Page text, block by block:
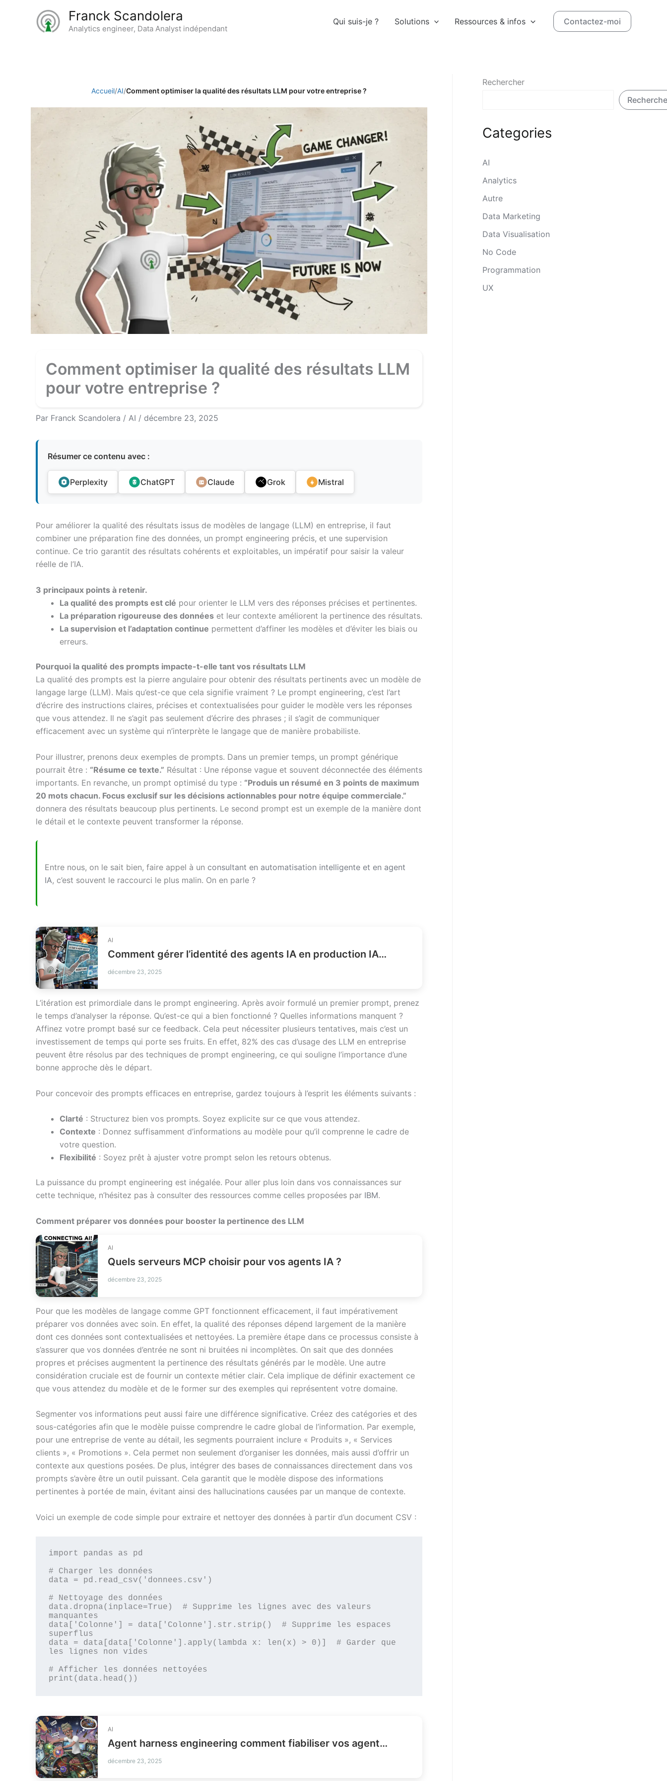
Franck Scandolera
Analytics engineer, Data Analyst indépendant
Qui suis-je ? Solutions Ressources & infos Contactez-moi
Accueil/AI/Comment optimiser la qualité des résultats LLM pour votre entreprise ?
Comment optimiser la qualité des résultats LLM
pour votre entreprise ?
Par Franck Scandolera / AI / décembre 23, 2025
Résumer ce contenu avec :
Perplexity ChatGPT Claude Grok Mistral
Pour améliorer la qualité des résultats issus de modèles de langage (LLM) en entreprise, il faut
combiner une préparation fine des données, un prompt engineering précis, et une supervision
continue. Ce trio garantit des résultats cohérents et exploitables, un impératif pour saisir la valeur
réelle de l’IA.
3 principaux points à retenir.
La qualité des prompts est clé pour orienter le LLM vers des réponses précises et pertinentes.
La préparation rigoureuse des données et leur contexte améliorent la pertinence des résultats.
La supervision et l’adaptation continue permettent d’affiner les modèles et d’éviter les biais ou
erreurs.
Pourquoi la qualité des prompts impacte-t-elle tant vos résultats LLM
La qualité des prompts est la pierre angulaire pour obtenir des résultats pertinents avec un modèle de
langage large (LLM). Mais qu’est-ce que cela signifie vraiment ? Le prompt engineering, c’est l’art
d’écrire des instructions claires, précises et contextualisées pour guider le modèle vers les réponses
que vous attendez. Il ne s’agit pas seulement d’écrire des phrases ; il s’agit de communiquer
efficacement avec un système qui n’interprète le langage que de manière probabiliste.
Pour illustrer, prenons deux exemples de prompts. Dans un premier temps, un prompt générique
pourrait être : “Résume ce texte.” Résultat : Une réponse vague et souvent déconnectée des éléments
importants. En revanche, un prompt optimisé du type : “Produis un résumé en 3 points de maximum
20 mots chacun. Focus exclusif sur les décisions actionnables pour notre équipe commerciale.”
donnera des résultats beaucoup plus pertinents. Le second prompt est un exemple de la manière dont
le détail et le contexte peuvent transformer la réponse.
Entre nous, on le sait bien, faire appel à un consultant en automatisation intelligente et en agent
IA, c’est souvent le raccourci le plus malin. On en parle ?
AI
Comment gérer l’identité des agents IA en production IAM ?
décembre 23, 2025
L’itération est primordiale dans le prompt engineering. Après avoir formulé un premier prompt, prenez
le temps d’analyser la réponse. Qu’est-ce qui a bien fonctionné ? Quelles informations manquent ?
Affinez votre prompt basé sur ce feedback. Cela peut nécessiter plusieurs tentatives, mais c’est un
investissement de temps qui porte ses fruits. En effet, 82% des cas d’usage des LLM en entreprise
peuvent être résolus par des techniques de prompt engineering, ce qui souligne l’importance d’une
bonne approche dès le départ.
Pour concevoir des prompts efficaces en entreprise, gardez toujours à l’esprit les éléments suivants :
Clarté : Structurez bien vos prompts. Soyez explicite sur ce que vous attendez.
Contexte : Donnez suffisamment d’informations au modèle pour qu’il comprenne le cadre de
votre question.
Flexibilité : Soyez prêt à ajuster votre prompt selon les retours obtenus.
La puissance du prompt engineering est inégalée. Pour aller plus loin dans vos connaissances sur
cette technique, n’hésitez pas à consulter des ressources comme celles proposées par IBM.
Comment préparer vos données pour booster la pertinence des LLM
AI
Quels serveurs MCP choisir pour vos agents IA ?
décembre 23, 2025
Pour que les modèles de langage comme GPT fonctionnent efficacement, il faut impérativement
préparer vos données avec soin. En effet, la qualité des réponses dépend largement de la manière
dont ces données sont contextualisées et nettoyées. La première étape dans ce processus consiste à
s’assurer que vos données d’entrée ne sont ni bruitées ni incomplètes. On sait que des données
propres et précises augmentent la pertinence des résultats générés par le modèle. Une autre
considération cruciale est de fournir un contexte métier clair. Cela implique de définir exactement ce
que vous attendez du modèle et de le former sur des exemples qui représentent votre domaine.
Segmenter vos informations peut aussi faire une différence significative. Créez des catégories et des
sous-catégories afin que le modèle puisse comprendre le cadre global de l’information. Par exemple,
pour une entreprise de vente au détail, les segments pourraient inclure « Produits », « Services
clients », « Promotions ». Cela permet non seulement d’organiser les données, mais aussi d’offrir un
contexte aux questions posées. De plus, intégrer des bases de connaissances directement dans vos
prompts s’avère être un outil puissant. Cela garantit que le modèle dispose des informations
pertinentes à portée de main, évitant ainsi des hallucinations causées par un manque de contexte.
Voici un exemple de code simple pour extraire et nettoyer des données à partir d’un document CSV :
import pandas as pd
# Charger les données
data = pd.read_csv('donnees.csv')
# Nettoyage des données
data.dropna(inplace=True)  # Supprime les lignes avec des valeurs
manquantes
data['Colonne'] = data['Colonne'].str.strip()  # Supprime les espaces
superflus
data = data[data['Colonne'].apply(lambda x: len(x) > 0)]  # Garder que
les lignes non vides
# Afficher les données nettoyées
AI
Agent harness engineering comment fiabiliser vos agents IA ?
décembre 23, 2025
Rechercher
Categories
AI
Analytics
Autre
Data Marketing
Data Visualisation
No Code
Programmation
UX